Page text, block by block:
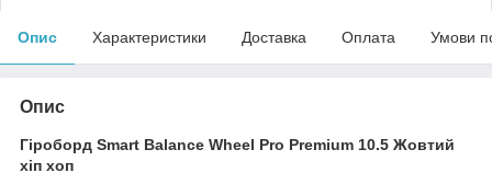
Опис Характеристики Доставка Оплата Умови
Опис
Гіроборд Smart Balance Wheel Pro Premium 10.5 Жовтий
хіп хоп